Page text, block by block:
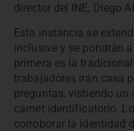
director del INE, Diego
Esta instancia se
inclusive y se pondrán
primera es la
trabajadores irán casa
preguntas, vistiendo un
carnet identificatorio.
corroborar la identidad